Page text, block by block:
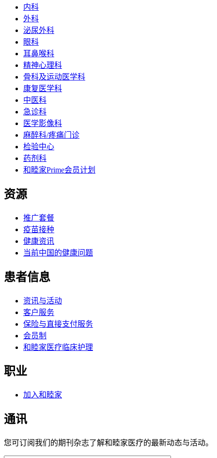
内科
外科
泌尿外科
眼科
耳鼻喉科
精神心理科
骨科及运动医学科
康复医学科
中医科
急诊科
医学影像科
麻醉科/疼痛门诊
检验中心
药剂科
和睦家Prime会员计划
资源
推广套餐
疫苗接种
健康资讯
当前中国的健康问题
患者信息
资讯与活动
客户服务
保险与直接支付服务
会员制
和睦家医疗临床护理
职业
加入和睦家
通讯
您可订阅我们的期刊杂志了解和睦家医疗的最新动态与活动。